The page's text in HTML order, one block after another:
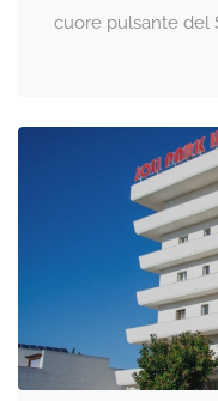
cuore pulsante del